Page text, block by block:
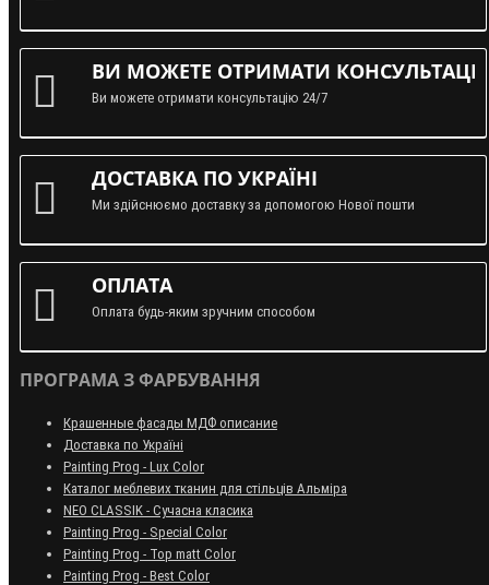
ВИ МОЖЕТЕ ОТРИМАТИ
Ви можете отримати консультацію 24/7
ДОСТАВКА ПО УКРАЇНІ
Ми здійснюємо доставку за допомогою Нової пошти
ОПЛАТА
Оплата будь-яким зручним способом
ПРОГРАМА З ФАРБУВАННЯ
Крашенные фасады МДФ описание
Доставка по Україні
Painting Prog - Lux Color
Каталог меблевих тканин для стільців Альміра
NEO CLASSIK - Сучасна класика
Painting Prog - Special Color
Painting Prog - Top matt Color
Painting Prog - Best Color